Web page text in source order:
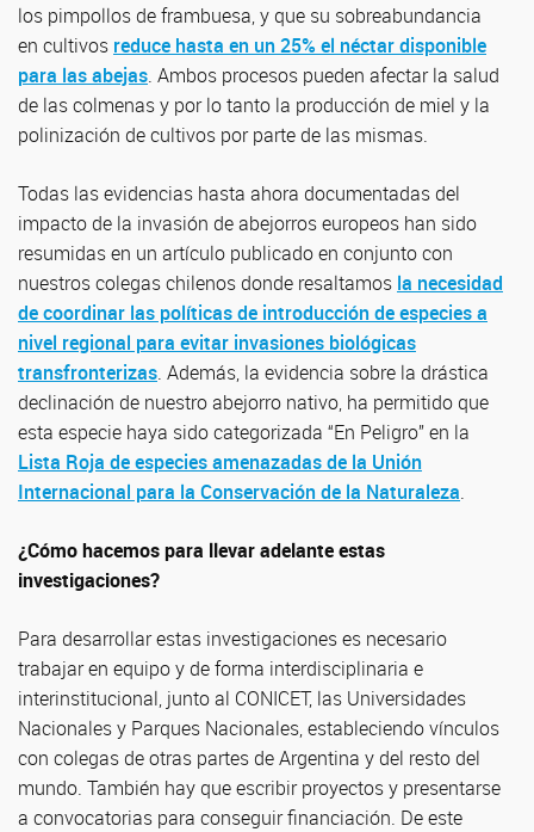
los pimpollos de frambuesa, y que su sobreabundancia
en cultivos reduce hasta en un 25% el néctar disponible
para las abejas. Ambos procesos pueden afectar la salud
de las colmenas y por lo tanto la producción de miel y la
polinización de cultivos por parte de las mismas.
Todas las evidencias hasta ahora documentadas del
impacto de la invasión de abejorros europeos han sido
resumidas en un artículo publicado en conjunto con
nuestros colegas chilenos donde resaltamos la necesidad
de coordinar las políticas de introducción de especies a
nivel regional para evitar invasiones biológicas
transfronterizas. Además, la evidencia sobre la drástica
declinación de nuestro abejorro nativo, ha permitido que
esta especie haya sido categorizada “En Peligro” en la
Lista Roja de especies amenazadas de la Unión
Internacional para la Conservación de la Naturaleza.
¿Cómo hacemos para llevar adelante estas
investigaciones?
Para desarrollar estas investigaciones es necesario
trabajar en equipo y de forma interdisciplinaria e
interinstitucional, junto al CONICET, las Universidades
Nacionales y Parques Nacionales, estableciendo vínculos
con colegas de otras partes de Argentina y del resto del
mundo. También hay que escribir proyectos y presentarse
a convocatorias para conseguir financiación. De este